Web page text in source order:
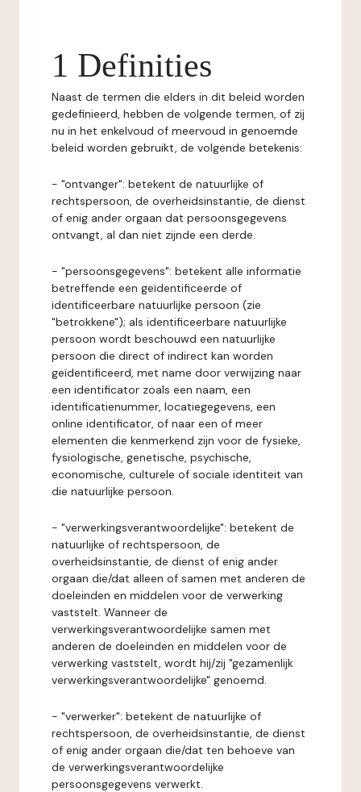
1 Definities
Naast de termen die elders in dit beleid worden
gedefinieerd, hebben de volgende termen, of zij
nu in het enkelvoud of meervoud in genoemde
beleid worden gebruikt, de volgende betekenis:
- "ontvanger": betekent de natuurlijke of
rechtspersoon, de overheidsinstantie, de dienst
of enig ander orgaan dat persoonsgegevens
ontvangt, al dan niet zijnde een derde.
- "persoonsgegevens": betekent alle informatie
betreffende een geïdentificeerde of
identificeerbare natuurlijke persoon (zie
"betrokkene"); als identificeerbare natuurlijke
persoon wordt beschouwd een natuurlijke
persoon die direct of indirect kan worden
geïdentificeerd, met name door verwijzing naar
een identificator zoals een naam, een
identificatienummer, locatiegegevens, een
online identificator, of naar een of meer
elementen die kenmerkend zijn voor de fysieke,
fysiologische, genetische, psychische,
economische, culturele of sociale identiteit van
die natuurlijke persoon.
- "verwerkingsverantwoordelijke": betekent de
natuurlijke of rechtspersoon, de
overheidsinstantie, de dienst of enig ander
orgaan die/dat alleen of samen met anderen de
doeleinden en middelen voor de verwerking
vaststelt. Wanneer de
verwerkingsverantwoordelijke samen met
anderen de doeleinden en middelen voor de
verwerking vaststelt, wordt hij/zij "gezamenlijk
verwerkingsverantwoordelijke" genoemd.
- "verwerker": betekent de natuurlijke of
rechtspersoon, de overheidsinstantie, de dienst
of enig ander orgaan die/dat ten behoeve van
de verwerkingsverantwoordelijke
persoonsgegevens verwerkt.